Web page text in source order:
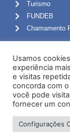
Turismo
FUNDEB
Chamamento
Portal do
Webmail
Administração
Usamos
experiência
e visitas
concorda com
você pode
fornecer um
Configurações